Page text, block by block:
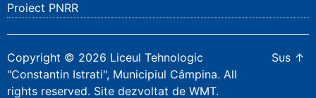
Proiect PNRR
Copyright © 2026 Liceul Tehnologic
"Constantin Istrati", Municipiul Câmpina. All
rights reserved. Site dezvoltat de WMT.
Sus ↑